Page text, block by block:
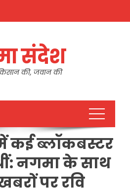
संदेश
की, जवान की
कई ब्लॉकबस्टर
नगमा के साथ
पर रवि